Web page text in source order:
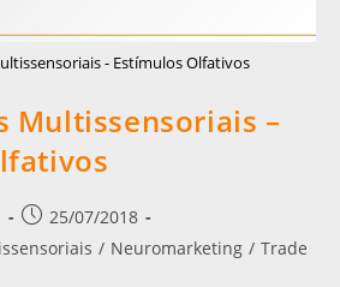
- Estímulos Olfativos
Multissensoriais –
25/07/2018
/ Neuromarketing / Trade